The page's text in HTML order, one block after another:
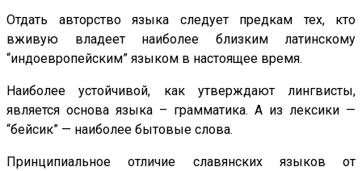
Отдать авторство языка следует предкам тех, кто
вживую владеет наиболее близким латинскому
“индоевропейским” языком в настоящее время.
Наиболее устойчивой, как утверждают лингвисты,
является основа языка – грамматика. А из лексики —
“бейсик” — наиболее бытовые слова.
Принципиальное отличие славянских языков от